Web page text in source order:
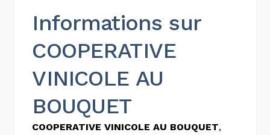
Informations sur
COOPERATIVE
VINICOLE AU
BOUQUET
COOPERATIVE VINICOLE AU BOUQUET,